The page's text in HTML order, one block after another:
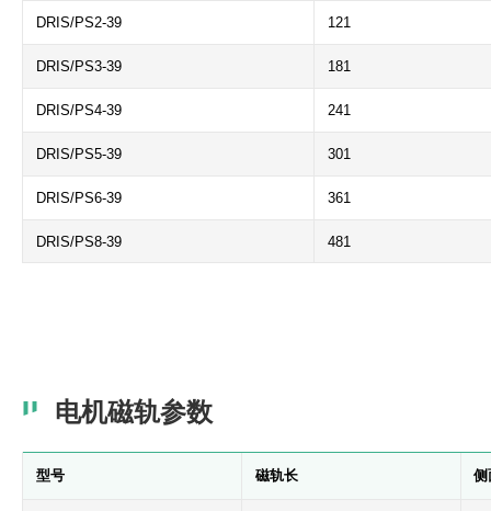
DRIS/PS2-39 121
DRIS/PS3-39 181
DRIS/PS4-39 241
DRIS/PS5-39 301
DRIS/PS6-39 361
DRIS/PS8-39 481
电机磁轨参数
型号 磁轨长 侧